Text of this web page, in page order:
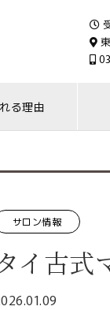
る理由
サロン情報
イ古式